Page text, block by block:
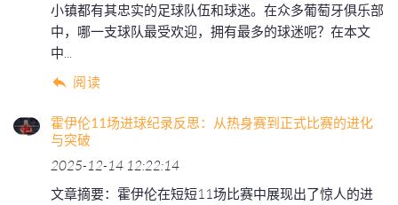
小镇都有其忠实的足球队伍和球迷。在众多葡萄牙俱乐部
中，哪一支球队最受欢迎，拥有最多的球迷呢？在本文
中...
阅读
霍伊伦11场进球纪录反思：从热身赛到正式比赛的进化
与突破
2025-12-14 12:22:14
文章摘要：霍伊伦在短短11场比赛中展现出了惊人的进